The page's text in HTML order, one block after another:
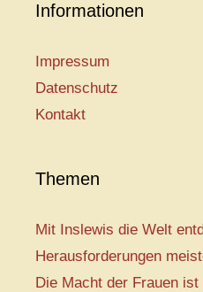
Informationen
Impressum
Datenschutz
Kontakt
Themen
Mit Inslewis die Welt
Herausforderungen
Die Macht der Frauen ist